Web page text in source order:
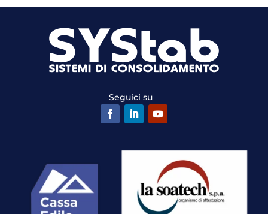
Seguici su